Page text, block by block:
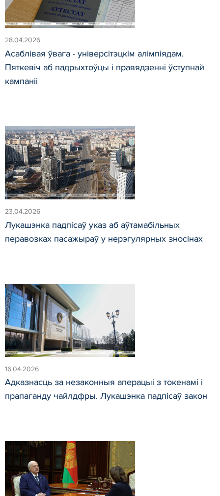
28.04.2026
Асаблівая ўвага - універсітэцкім алімпіядам.
Пяткевіч аб падрыхтоўцы і правядзенні ўступнай
кампаніі
23.04.2026
Лукашэнка падпісаў указ аб аўтамабільных
перавозках пасажыраў у нерэгулярных зносінах
16.04.2026
Адказнасць за незаконныя аперацыі з токенамі і
прапаганду чайлдфры. Лукашэнка падпісаў закон